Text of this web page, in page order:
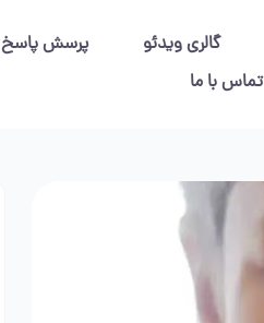
گالری ویدئو پرسش پاسخ
تماس با ما